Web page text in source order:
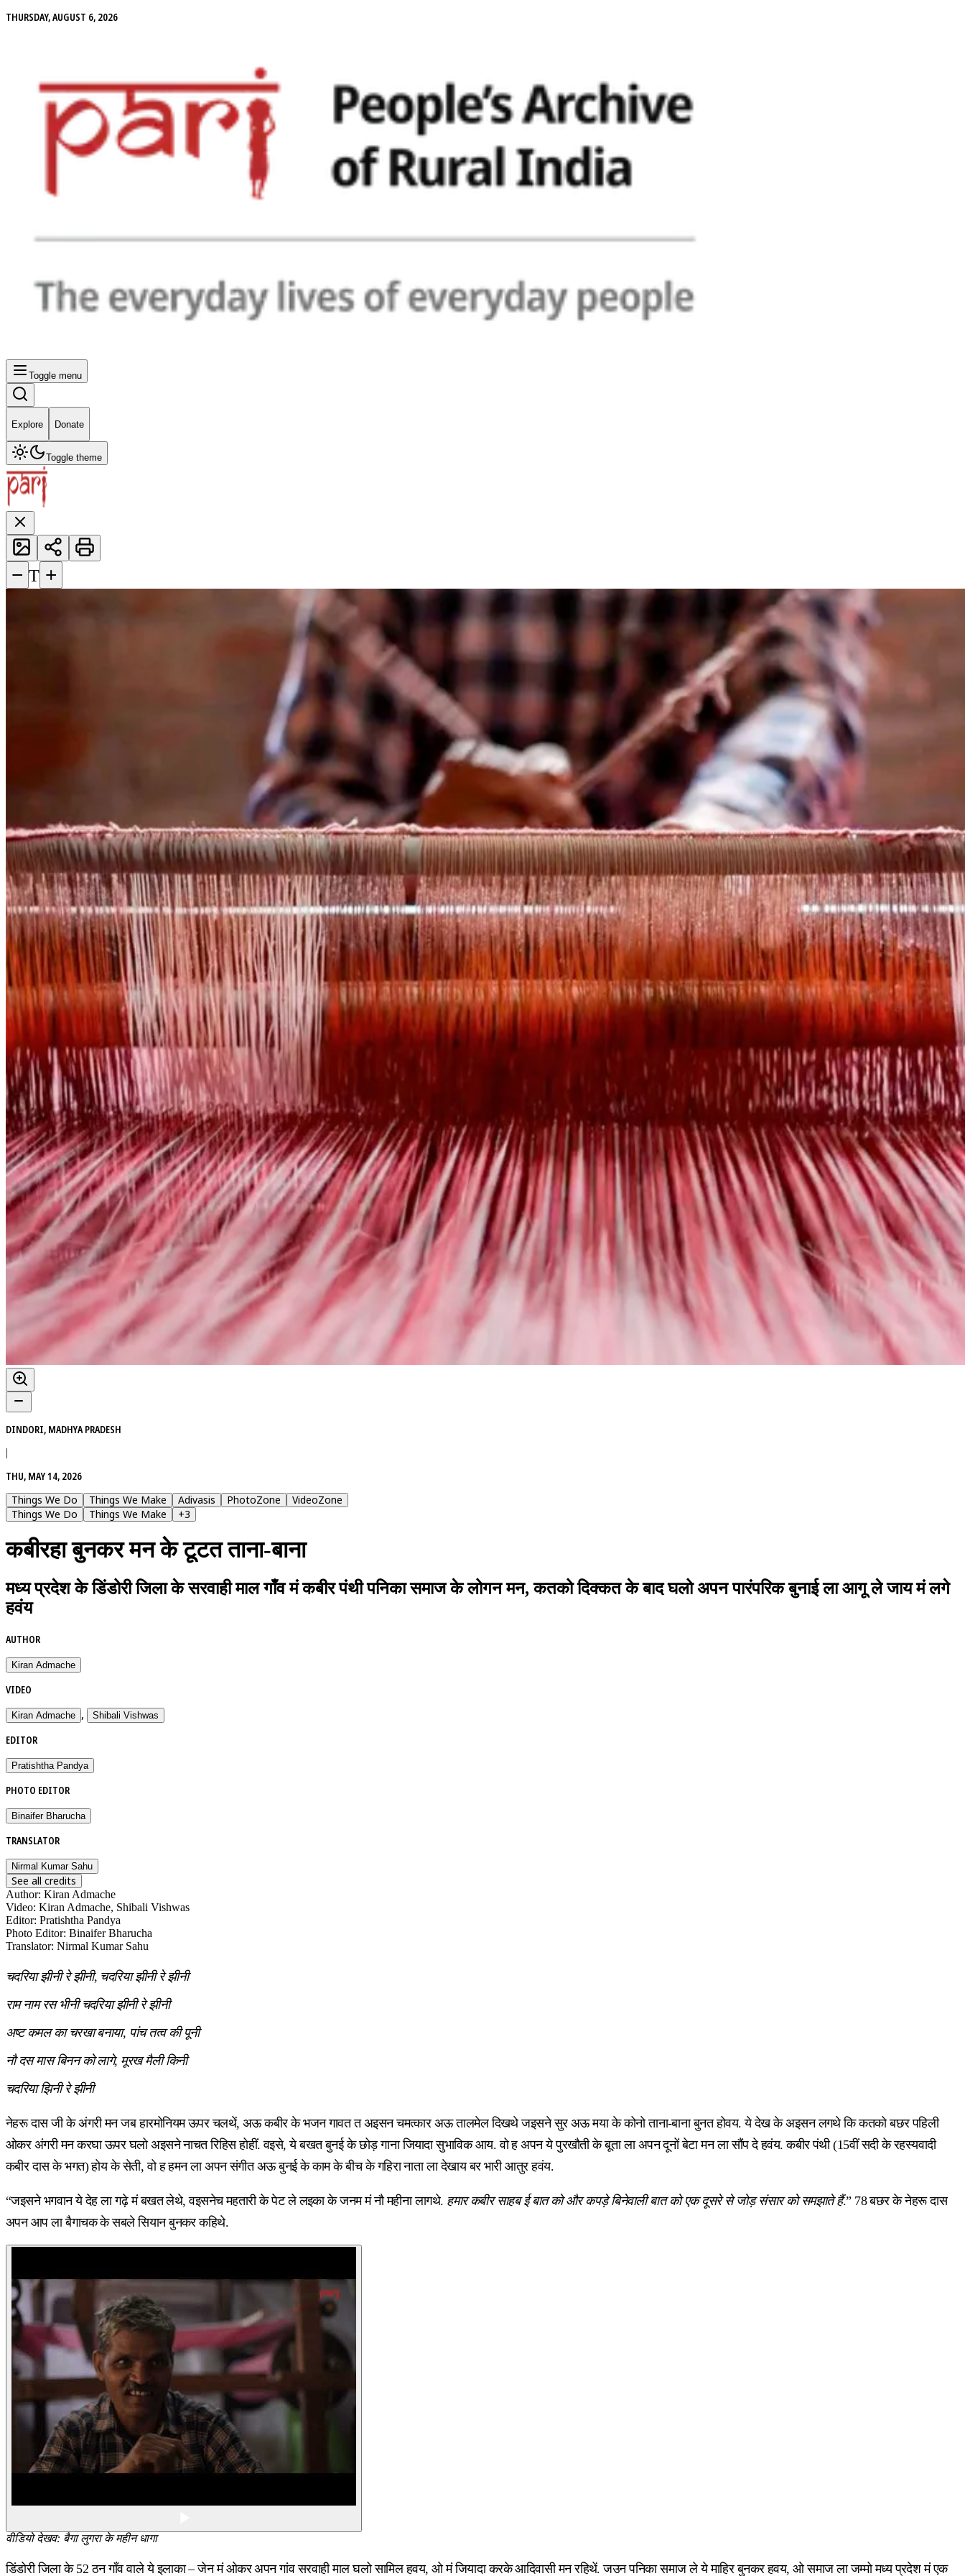
THURSDAY, AUGUST 6, 2026
Toggle menu
Explore Donate
Toggle theme
− T +
DINDORI, MADHYA PRADESH
|
THU, MAY 14, 2026
Things We Do
Things We Make Adivasis PhotoZone
VideoZone
Things We Do
Things We Make +3
कबीरहा बुनकर मन के टूटत ताना-बाना
मध्य प्रदेश के डिंडोरी जिला के सरवाही माल गाँव मं कबीर पंथी पनिका समाज के लोगन मन, कतको दिक्कत के बाद घलो अपन पारंपरिक बुनाई ला आगू ले जाय मं लगे
हवंय
AUTHOR
Kiran Admache
VIDEO
Kiran Admache , Shibali Vishwas
EDITOR
Pratishtha Pandya
PHOTO EDITOR
Binaifer Bharucha
TRANSLATOR
Nirmal Kumar Sahu
See all credits
Author: Kiran Admache
Video: Kiran Admache, Shibali Vishwas
Editor: Pratishtha Pandya
Photo Editor: Binaifer Bharucha
Translator: Nirmal Kumar Sahu
चदरिया झीनी रे झीनी, चदरिया झीनी रे झीनी
राम नाम रस भीनी चदरिया झीनी रे झीनी
अष्ट कमल का चरखा बनाया, पांच तत्व की पूनी
नौ दस मास बिनन को लागे, मूरख मैली किनी
चदरिया झिनी रे झीनी
नेहरू दास जी के अंगरी मन जब हारमोनियम ऊपर चलथें, अऊ कबीर के भजन गावत त अइसन चमत्कार अऊ तालमेल दिखथे जइसने सुर अऊ मया के कोनो ताना-बाना बुनत होवय. ये देख के अइसन लगथे कि कतको बछर पहिली
ओकर अंगरी मन करघा ऊपर घलो अइसने नाचत रिहिस होहीं. वइसे, ये बखत बुनई के छोड़ गाना जियादा सुभाविक आय. वो ह अपन ये पुरखौती के बूता ला अपन दूनों बेटा मन ला सौंप दे हवंय. कबीर पंथी (15वीं सदी के रहस्यवादी
कबीर दास के भगत) होय के सेती, वो ह हमन ला अपन संगीत अऊ बुनई के काम के बीच के गहिरा नाता ला देखाय बर भारी आतुर हवंय.
“जइसने भगवान ये देह ला गढ़े मं बखत लेथे, वइसनेच महतारी के पेट ले लइका के जनम मं नौ महीना लागथे. हमार कबीर साहब ई बात को और कपड़े बिनेवाली बात को एक दूसरे से जोड़ संसार को समझाते हैं.” 78 बछर के नेहरू दास
अपन आप ला बैगाचक के सबले सियान बुनकर कहिथे.
वीडियो देखव: बैगा लुगरा के महीन धागा
डिंडोरी जिला के 52 ठन गाँव वाले ये इलाका – जेन मं ओकर अपन गांव सरवाही माल घलो सामिल हवय, ओ मं जियादा करके आदिवासी मन रहिथें. जउन पनिका समाज ले ये माहिर बुनकर हवय, ओ समाज ला जम्मो मध्य प्रदेश मं एक